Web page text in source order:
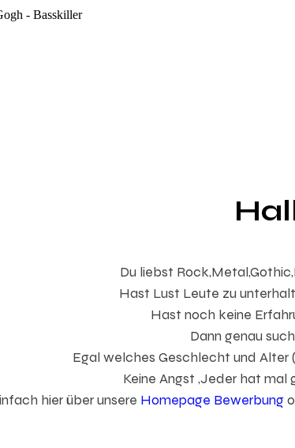
Du liebst
Hast Lust Leute zu
Hast noch keine
Dann genau
Egal welches Geschlecht und Alter
Keine Angst ,Jeder hat mal
hier über unsere Homepage Bewerbung